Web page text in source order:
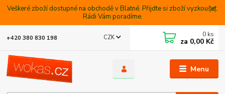
Veškeré zboží dostupné na obchodě v Blatné. Přijdte si zboží vyzkoušet.
Rádi Vám poradíme.
Menu
CZK
+420 380 830 198 0 ks
za 0,00 Kč